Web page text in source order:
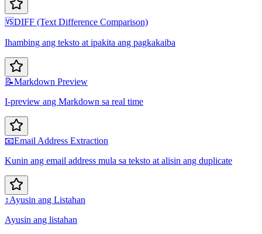
🆚DIFF (Text Difference Comparison)
Ihambing ang teksto at ipakita ang pagkakaiba
📝Markdown Preview
I-preview ang Markdown sa real time
📧Email Address Extraction
Kunin ang email address mula sa teksto at alisin ang duplicate
↕️Ayusin ang Listahan
Ayusin ang listahan